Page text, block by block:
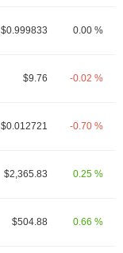
$0.999833 0.00 %
$9.76 -0.02 %
$0.012721 -0.70 %
$2,365.83 0.25 %
$504.88 0.66 %